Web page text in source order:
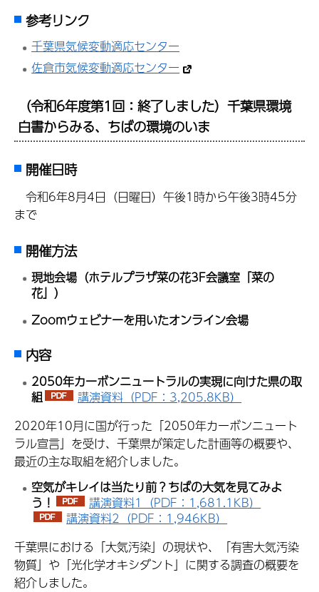
参考リンク
千葉県気候変動適応センター
佐倉市気候変動適応センター
（令和6年度第1回：終了しました）千葉県環境
白書からみる、ちばの環境のいま
開催日時
令和6年8月4日（日曜日）午後1時から午後3時45分
まで
開催方法
現地会場（ホテルプラザ菜の花3F会議室「菜の
花」）
Zoomウェビナーを用いたオンライン会場
内容
2050年カーボンニュートラルの実現に向けた県の取
組
講演資料（PDF：3,205.8KB）
2020年10月に国が行った「2050年カーボンニュート
ラル宣言」を受け、千葉県が策定した計画等の概要や、
最近の主な取組を紹介しました。
空気がキレイは当たり前？ちばの大気を見てみよ
う！
講演資料1（PDF：1,681.1KB）
講演資料2（PDF：1,946KB）
千葉県における「大気汚染」の現状や、「有害大気汚染
物質」や「光化学オキシダント」に関する調査の概要を
紹介しました。